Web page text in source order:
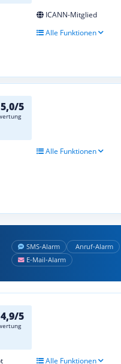
ICANN-Mitglied
Alle Funktionen
5
Alle Funktionen
SMS‑Alarm
Anruf‑Alarm
E‑Mail‑Alarm
5
Alle Funktionen